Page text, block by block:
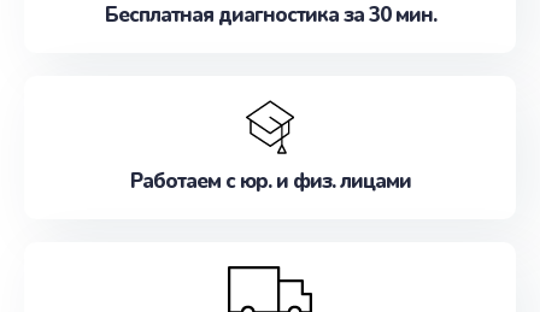
Бесплатная диагностика за 30 мин.
Работаем с юр. и физ. лицами